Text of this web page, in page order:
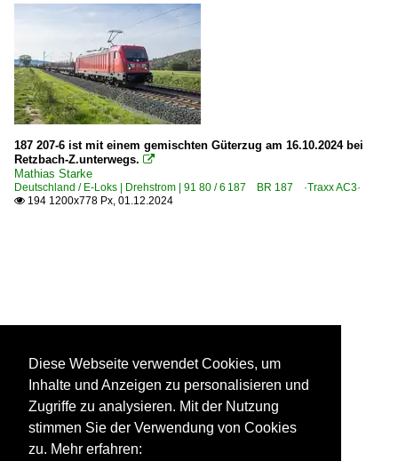
187 207-6 ist mit einem gemischten Güterzug am 16.10.2024 bei
Retzbach-Z.unterwegs. 
Mathias Starke
Deutschland / E-Loks | Drehstrom | 91 80 / 6 187 BR 187 ·Traxx AC3·
 194 1200x778 Px, 01.12.2024
Diese Webseite verwendet Cookies, um
Inhalte und Anzeigen zu personalisieren und
Zugriffe zu analysieren. Mit der Nutzung
stimmen Sie der Verwendung von Cookies
zu. Mehr erfahren: